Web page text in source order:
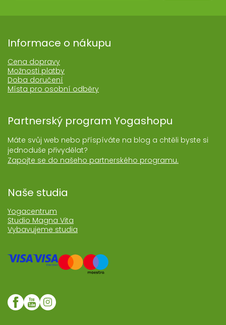
Informace o nákupu
Cena dopravy
Možnosti platby
Doba doručení
Místa pro osobní odběry
Partnerský program Yogashopu
Máte svůj web nebo příspíváte na blog a chtěli byste si
jednoduše přivydělat?
Zapojte se do našeho partnerského programu.
Naše studia
Yogacentrum
Studio Magna Vita
Vybavujeme studia